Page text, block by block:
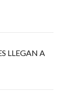
LLEGAN A